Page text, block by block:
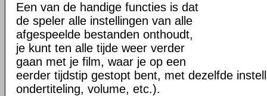
Een van de handige functies is dat
de speler alle instellingen van alle
afgespeelde bestanden onthoudt,
je kunt ten alle tijde weer verder
gaan met je film, waar je op een
eerder tijdstip gestopt bent, met dezelfde
ondertiteling, volume, etc.).